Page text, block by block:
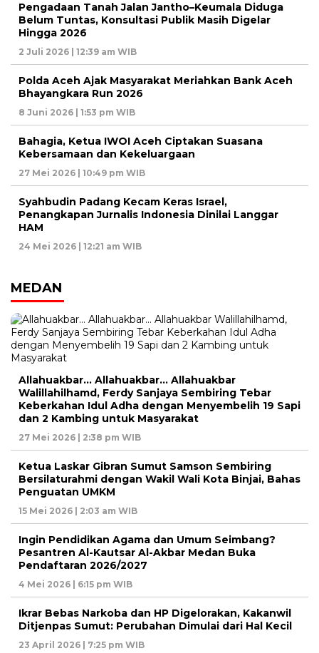
Pengadaan Tanah Jalan Jantho–Keumala Diduga
Belum Tuntas, Konsultasi Publik Masih Digelar
Hingga 2026
2 Juli 2026 | 12:39 am WIB
Polda Aceh Ajak Masyarakat Meriahkan Bank Aceh
Bhayangkara Run 2026
8 Juni 2026 | 1:53 pm WIB
Bahagia, Ketua IWOI Aceh Ciptakan Suasana
Kebersamaan dan Kekeluargaan
27 Mei 2026 | 10:49 pm WIB
Syahbudin Padang Kecam Keras Israel,
Penangkapan Jurnalis Indonesia Dinilai Langgar
HAM
24 Mei 2026 | 12:21 am WIB
MEDAN
Allahuakbar… Allahuakbar… Allahuakbar
Walillahilhamd, Ferdy Sanjaya Sembiring Tebar
Keberkahan Idul Adha dengan Menyembelih 19 Sapi
dan 2 Kambing untuk Masyarakat
27 Mei 2026 | 2:38 pm WIB
Ketua Laskar Gibran Sumut Samson Sembiring
Bersilaturahmi dengan Wakil Wali Kota Binjai, Bahas
Penguatan UMKM
15 Mei 2026 | 2:03 am WIB
Ingin Pendidikan Agama dan Umum Seimbang?
Pesantren Al-Kautsar Al-Akbar Medan Buka
Pendaftaran 2026/2027
4 Mei 2026 | 6:15 pm WIB
Ikrar Bebas Narkoba dan HP Digelorakan, Kakanwil
Ditjenpas Sumut: Perubahan Dimulai dari Hal Kecil
23 April 2026 | 7:25 pm WIB